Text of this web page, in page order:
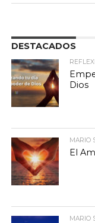
DESTACADOS
Dios
MARIO
El
MARIO